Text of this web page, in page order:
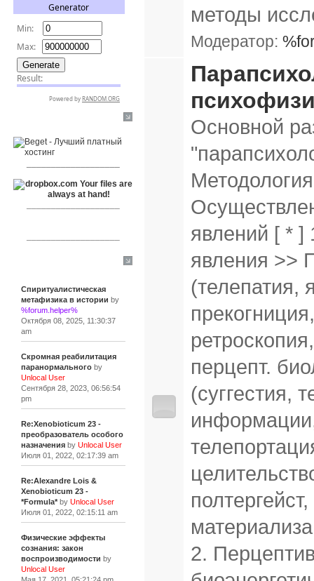
Спиритуалистическая
метафизика в истории by
%forum.helper%
Октября 08, 2025, 11:30:37
am
Скромная реабилитация
паранормальногоby
Unlocal User
Сентября 28, 2023, 06:56:54
pm
Re:Xenobioticum 23 -
преобразователь особого
назначенияby Unlocal User
Июля 01, 2022, 02:17:39 am
Re:Alexandre Lois &
Xenobioticum 23 -
*Formula*by Unlocal User
Июля 01, 2022, 02:15:11 am
Физические эффекты
сознания: закон
воспроизводимости by
Unlocal User
методы
Модератор:
Основной
явлений [ * ]
явления >>
(телепатия,
перцепт.
(суггестия,
2.